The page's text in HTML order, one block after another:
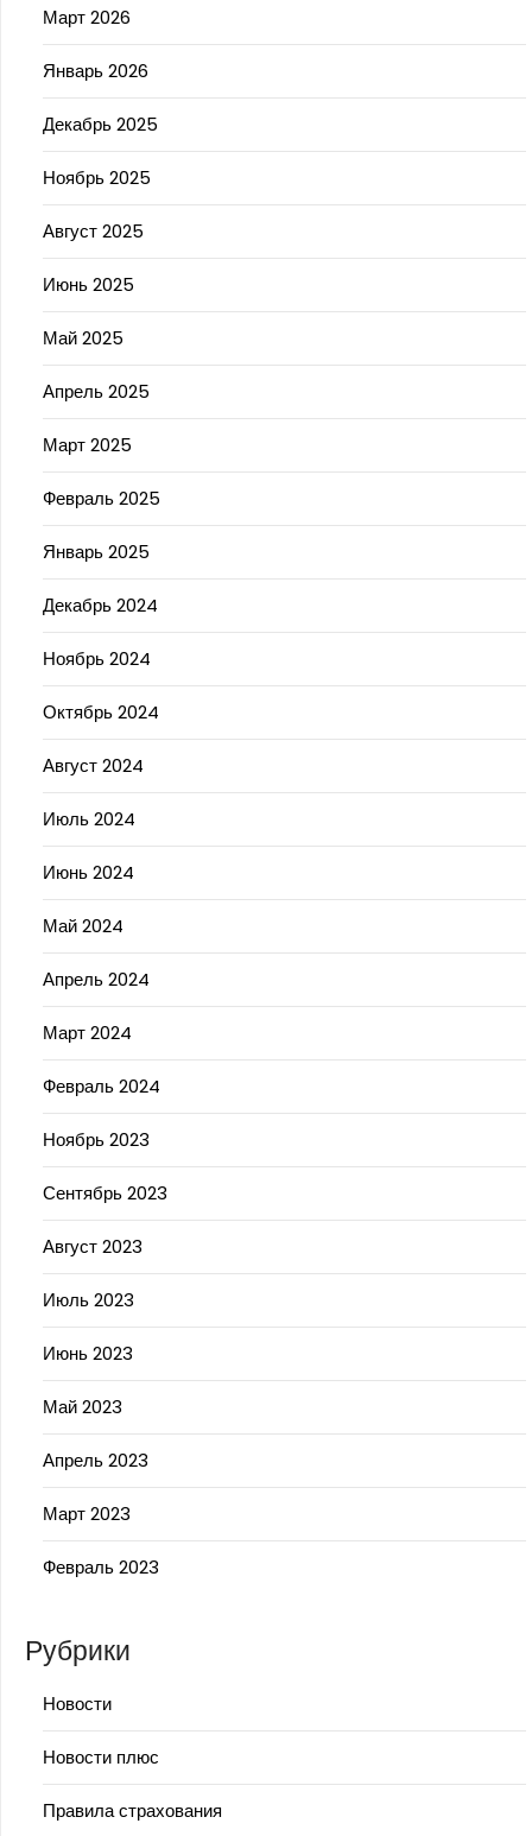
Март 2026
Январь 2026
Декабрь 2025
Ноябрь 2025
Август 2025
Июнь 2025
Май 2025
Апрель 2025
Март 2025
Февраль 2025
Январь 2025
Декабрь 2024
Ноябрь 2024
Октябрь 2024
Август 2024
Июль 2024
Июнь 2024
Май 2024
Апрель 2024
Март 2024
Февраль 2024
Ноябрь 2023
Сентябрь 2023
Август 2023
Июль 2023
Июнь 2023
Май 2023
Апрель 2023
Март 2023
Февраль 2023
Рубрики
Новости
Новости плюс
Правила страхования